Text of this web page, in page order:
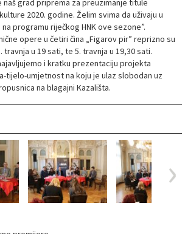
naš grad priprema za preuzimanje titule
2020. godine. Želim svima da uživaju u
programu riječkog HNK ove sezone”.
opere u četiri čina „Figarov pir” reprizno su
travnja u 19 sati, te 5. travnja u 19,30 sati.
i kratku prezentaciju projekta
tijelo-umjetnost na koju je ulaz slobodan uz
na blagajni Kazališta.